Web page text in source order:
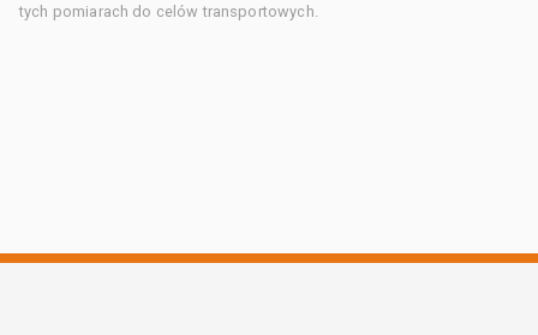
tych pomiarach do celów transportowych.